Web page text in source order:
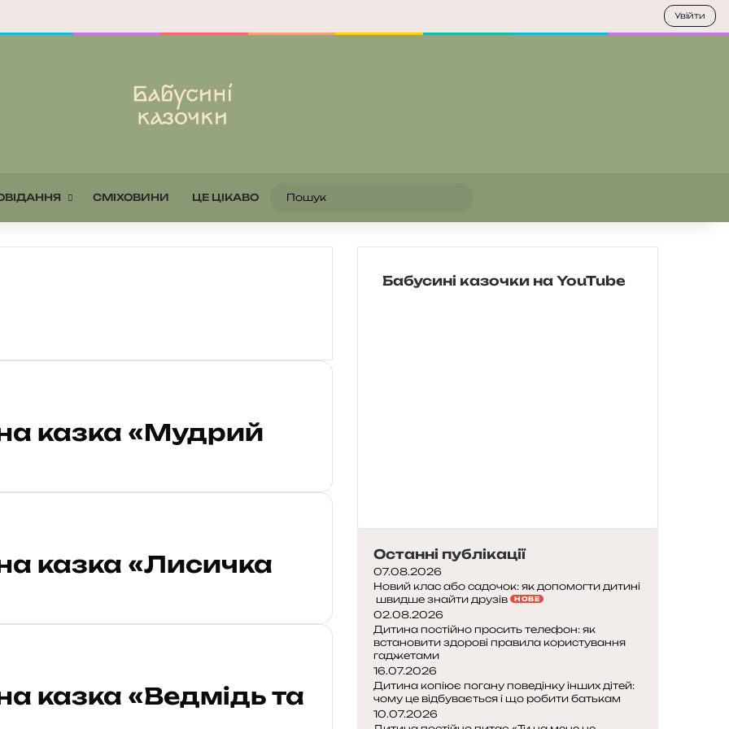
СМІХОВИНИ ЦЕ ЦІКАВО
казка «Мудрий
казка «Лисичка
казка «Ведмідь та
Бабусині казочки на YouTube
Останні публікації
07.08.2026
Новий клас або садочок: як допомогти дитині
швидше знайти друзів
НОВЕ
02.08.2026
Дитина постійно просить телефон: як
встановити здорові правила користування
гаджетами
16.07.2026
Дитина копіює погану поведінку інших дітей:
чому це відбувається і що робити батькам
10.07.2026
Увійти